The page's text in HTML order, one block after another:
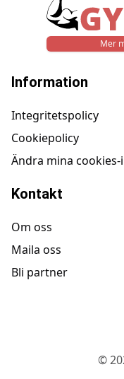
Mer
Information
Integritetspolicy
Cookiepolicy
Ändra mina
Kontakt
Om oss
Maila oss
Bli partner
©